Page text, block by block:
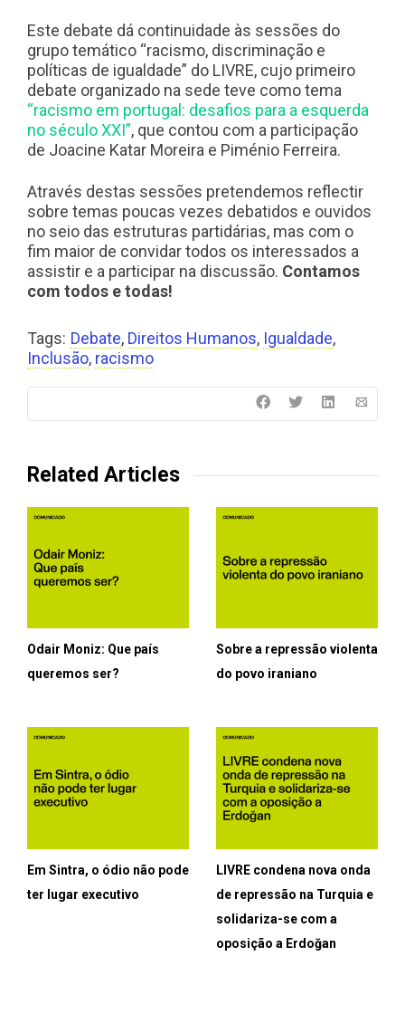
Este debate dá continuidade às sessões do
grupo temático “racismo, discriminação e
políticas de igualdade” do LIVRE, cujo primeiro
debate organizado na sede teve como tema
“racismo em portugal: desafios para a esquerda
no século XXI”, que contou com a participação
de Joacine Katar Moreira e Piménio Ferreira.
Através destas sessões pretendemos reflectir
sobre temas poucas vezes debatidos e ouvidos
no seio das estruturas partidárias, mas com o
fim maior de convidar todos os interessados a
assistir e a participar na discussão. Contamos
com todos e todas!
Tags: Debate, Direitos Humanos, Igualdade,
Inclusão, racismo
Related Articles
Odair Moniz: Que país
queremos ser?
Sobre a repressão violenta
do povo iraniano
Em Sintra, o ódio não pode
ter lugar executivo
LIVRE condena nova onda
de repressão na Turquia e
solidariza-se com a
oposição a Erdoğan